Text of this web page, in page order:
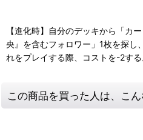
【進化時】自分のデッキから「カ
央』を含むフォロワー」1枚を探し
れをプレイする際、コストを-2する
この商品を買った人は、こ